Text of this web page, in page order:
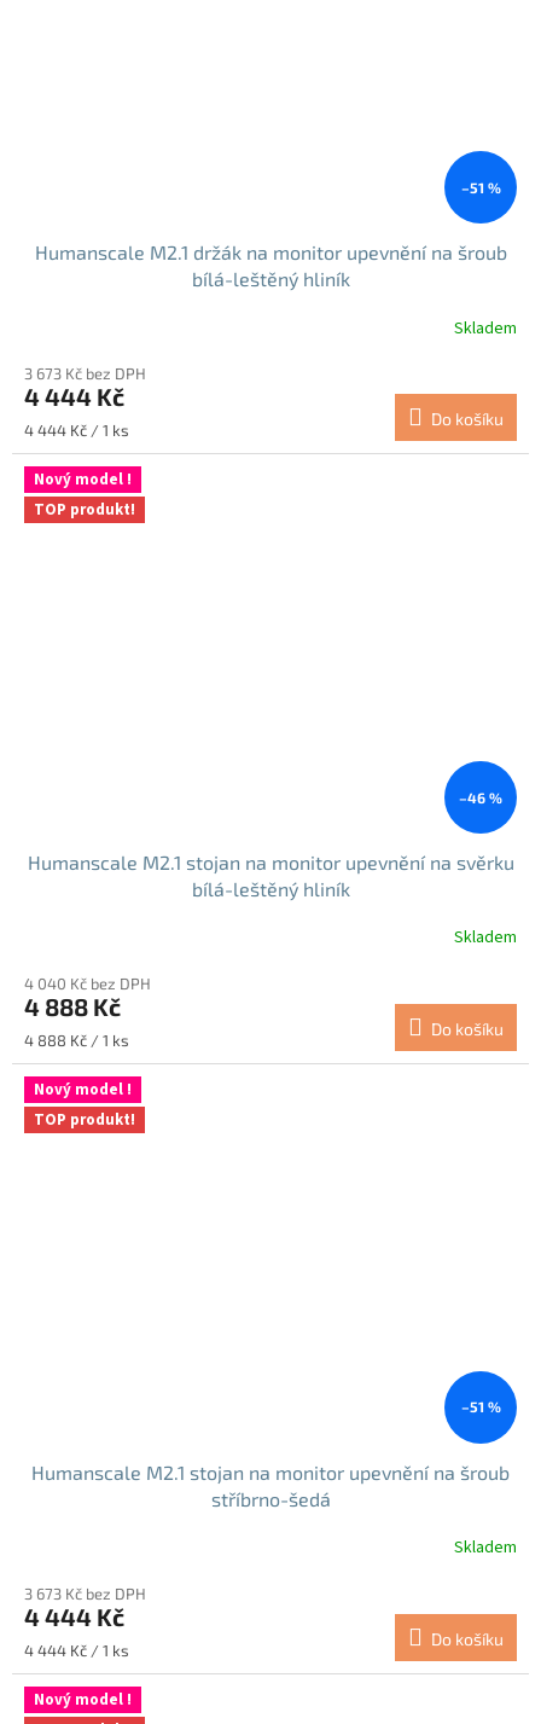
–51 %
Humanscale M2.1 držák na monitor upevnění na šroub
bílá-leštěný hliník
Skladem
3 673 Kč bez DPH
4 444 Kč
Měrná
cena:
4 444 Kč / 1 ks
Do košíku
Nový model !
TOP produkt!
–46 %
Humanscale M2.1 stojan na monitor upevnění na svěrku
bílá-leštěný hliník
Skladem
4 040 Kč bez DPH
4 888 Kč
Měrná
cena:
4 888 Kč / 1 ks
Do košíku
Nový model !
TOP produkt!
–51 %
Humanscale M2.1 stojan na monitor upevnění na šroub
stříbrno-šedá
Skladem
3 673 Kč bez DPH
4 444 Kč
Měrná
cena:
4 444 Kč / 1 ks
Do košíku
Nový model !